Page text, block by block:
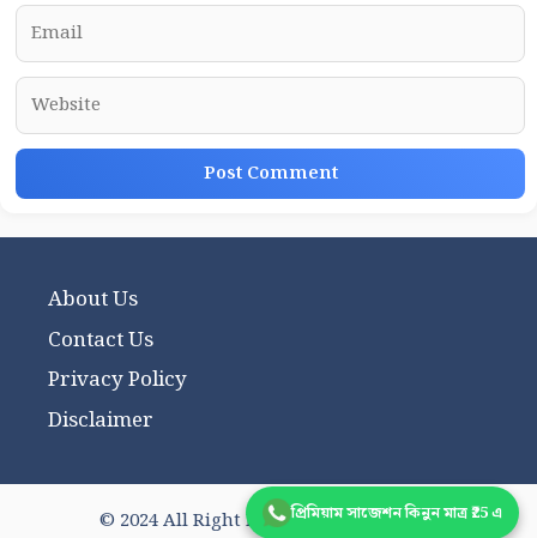
Email
Website
About Us
Contact Us
Privacy Policy
Disclaimer
© 2024 All Right Reserved wbhsnote.in
প্রিমিয়াম সাজেশন কিনুন মাত্র ₹25 এ